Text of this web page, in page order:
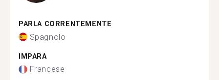
PARLA CORRENTEMENTE
Spagnolo
IMPARA
Francese